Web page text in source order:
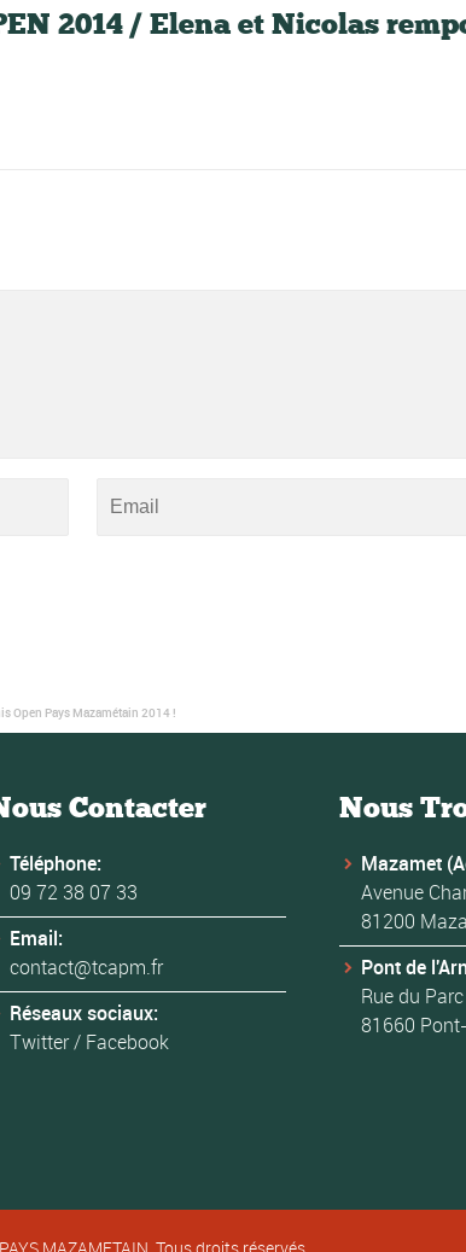
2014 / Elena et Nicolas
Open Pays Mazamétain 2014 !
Contacter
Téléphone:
09 72 38 07 33
Email:
contact@tcapm.fr
Réseaux sociaux:
Twitter/ Facebook
Nous
Mazamet
Avenue
81200
Pont de
Rue du
81660